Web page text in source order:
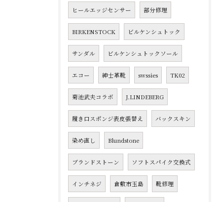
ヒールエッジセンサー 部分修理
BIRKENSTOCK ビルケンシュトック
サンダル ビルケンシュトックソール
エコー 紳士革靴 swssies TK02
菊池武夫コラボ J.LINDEBERG
履き口スポンジ表皮張替え バックスキン
染め直し Blundstone
ブランドストーン ソフトスパイク交換式
インチネジ 倉敷市玉島 靴修理